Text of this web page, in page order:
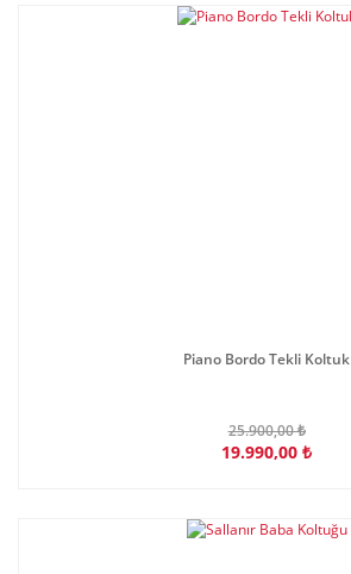
Piano Bordo Tekli Koltuk
25.900,00 ₺
19.990,00 ₺